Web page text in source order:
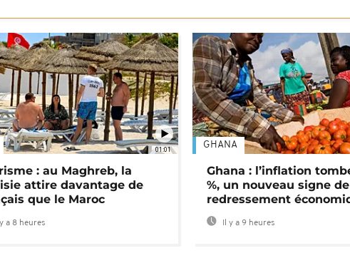
01:01
: au Maghreb, la
attire davantage de
que le Maroc
a 8 heures
GHANA
Ghana : l’inflation
%, un nouveau signe de
redressement
Il y a 9 heures